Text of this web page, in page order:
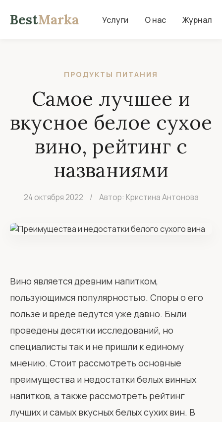
BestMarka Услуги О нас Журнал
ПРОДУКТЫ ПИТАНИЯ
Самое лучшее и
вкусное белое сухое
вино, рейтинг с
названиями
24 октября 2022 / Автор: Кристина Антонова
Вино является древним напитком,
пользующимся популярностью. Споры о его
пользе и вреде ведутся уже давно. Были
проведены десятки исследований, но
специалисты так и не пришли к единому
мнению. Стоит рассмотреть основные
преимущества и недостатки белых винных
напитков, а также рассмотреть рейтинг
лучших и самых вкусных белых сухих вин. В